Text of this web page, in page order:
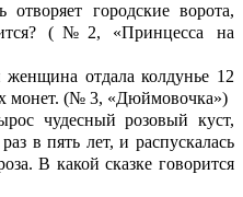
городские ворота,
(№2, «Принцесса на
отдала колдунье 12
монет. (№ 3, «Дюймовочка»)
чудесный розовый куст,
в пять лет, и распускалась
В какой сказке говорится